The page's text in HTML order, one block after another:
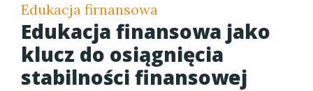
Edukacja firnansowa
Edukacja finansowa jako
klucz do osiągnięcia
stabilności finansowej